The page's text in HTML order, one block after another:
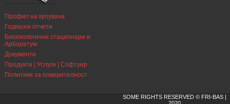
SOME RIGHTS RESERVED © FRI-BAS |
Профил на купувача
Годишни отчети
Биоекологични стационари и
Арборетум
Документи
Продукти | Услуги | Софтуер
Политики за поверителност